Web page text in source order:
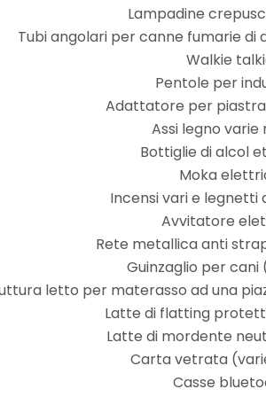
Lampadine
Tubi angolari per canne fumarie di
Walkie
Pentole per
Adattatore per piastra
Assi legno varie
Bottiglie di alcol
Moka
Incensi vari e legnetti
Avvitatore
Rete metallica anti
Guinzaglio per cani
letto per materasso ad una
Latte di flatting
Latte di mordente
Carta vetrata
Casse